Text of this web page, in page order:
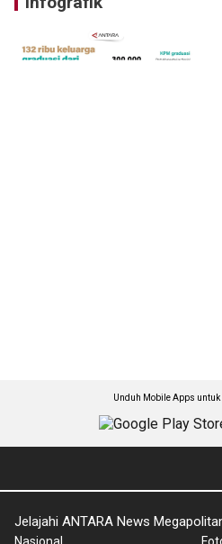
Unduh Mobile Apps untuk
Jelajahi ANTARA News
Nasional